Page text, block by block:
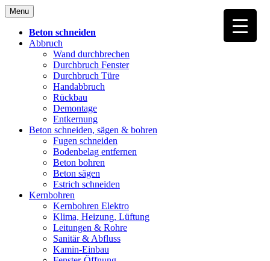
Skip
to
content
Menu
Beton schneiden
Abbruch
Wand durchbrechen
Durchbruch Fenster
Durchbruch Türe
Handabbruch
Rückbau
Demontage
Entkernung
Beton schneiden, sägen & bohren
Fugen schneiden
Bodenbelag entfernen
Beton bohren
Beton sägen
Estrich schneiden
Kernbohren
Kernbohren Elektro
Klima, Heizung, Lüftung
Leitungen & Rohre
Sanitär & Abfluss
Kamin-Einbau